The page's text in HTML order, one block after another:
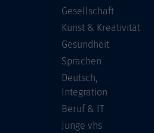
Gesellschaft
Kunst & Kreativität
Gesundheit
Sprachen
Deutsch,
Integration
Beruf & IT
Junge vhs